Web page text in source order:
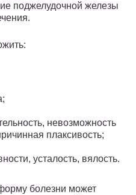
поджелудочной железы
невозможность
плаксивость;
усталость, вялость.
болезни может